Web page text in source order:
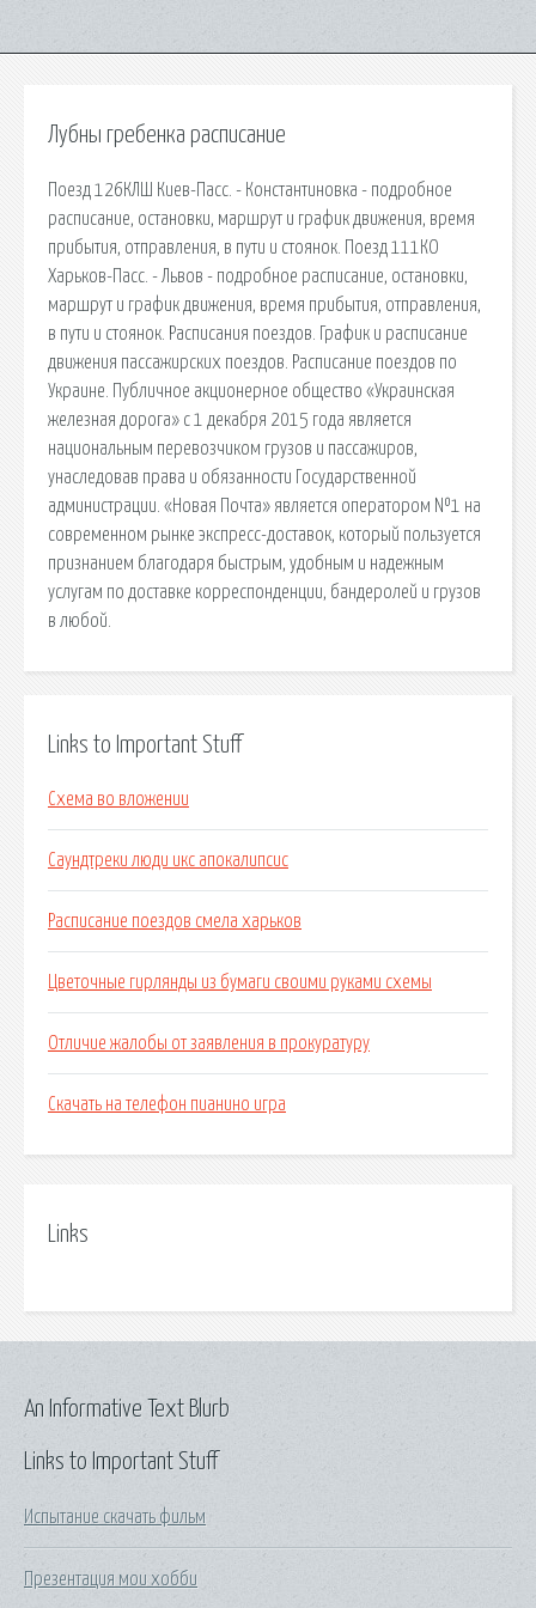
Лубны гребенка расписание
Поезд 126КЛШ Киев-Пасс. - Константиновка - подробное
расписание, остановки, маршрут и график движения, время
прибытия, отправления, в пути и стоянок. Поезд 111КО
Харьков-Пасс. - Львов - подробное расписание, остановки,
маршрут и график движения, время прибытия, отправления,
в пути и стоянок. Расписания поездов. График и расписание
движения пассажирских поездов. Расписание поездов по
Украине. Публичное акционерное общество «Украинская
железная дорога» с 1 декабря 2015 года является
национальным перевозчиком грузов и пассажиров,
унаследовав права и обязанности Государственной
администрации. «Новая Почта» является оператором №1 на
современном рынке экспресс-доставок, который пользуется
признанием благодаря быстрым, удобным и надежным
услугам по доставке корреспонденции, бандеролей и грузов
в любой.
Links to Important Stuff
Схема во вложении
Саундтреки люди икс апокалипсис
Расписание поездов смела харьков
Цветочные гирлянды из бумаги своими руками схемы
Отличие жалобы от заявления в прокуратуру
Скачать на телефон пианино игра
Links
Links to Important Stuff
Испытание скачать фильм
Презентация мои хобби
An Informative Text Blurb